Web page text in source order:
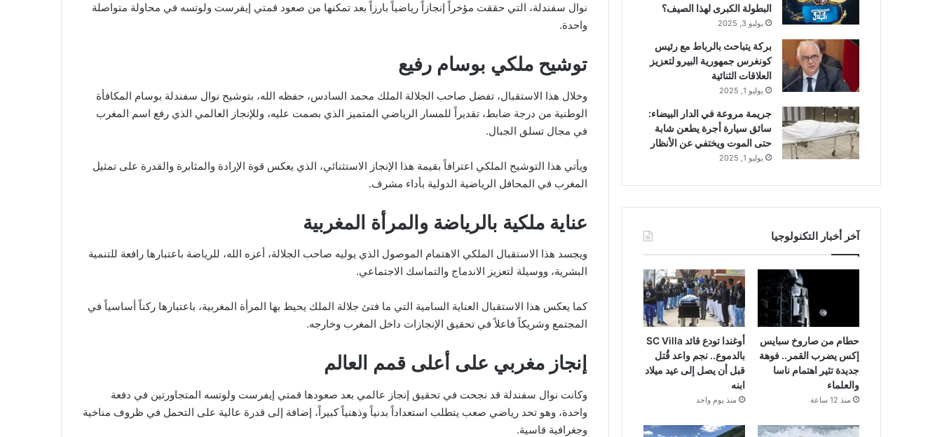
نوال سفندلة، التي حققت مؤخراً إنجازاً رياضياً بارزاً بعد تمكنها من صعود قمتي إيفرست ولوتسه في محاولة متواصلة
واحدة.
توشيح ملكي بوسام رفيع
‏وخلال هذا الاستقبال، تفضل صاحب الجلالة الملك محمد السادس، حفظه الله، بتوشيح نوال سفندلة بوسام المكافأة
الوطنية من درجة ضابط، تقديراً للمسار الرياضي المتميز الذي بصمت عليه، وللإنجاز العالمي الذي رفع اسم المغرب
في مجال تسلق الجبال.
‏ويأتي هذا التوشيح الملكي اعترافاً بقيمة هذا الإنجاز الاستثنائي، الذي يعكس قوة الإرادة والمثابرة والقدرة على تمثيل
المغرب في المحافل الرياضية الدولية بأداء مشرف.
عناية ملكية بالرياضة والمرأة المغربية
‏ويجسد هذا الاستقبال الملكي الاهتمام الموصول الذي يوليه صاحب الجلالة، أعزه الله، للرياضة باعتبارها رافعة للتنمية
البشرية، ووسيلة لتعزيز الاندماج والتماسك الاجتماعي.
‏كما يعكس هذا الاستقبال العناية السامية التي ما فتئ جلالة الملك يحيط بها المرأة المغربية، باعتبارها ركناً أساسياً في
المجتمع وشريكاً فاعلاً في تحقيق الإنجازات داخل المغرب وخارجه.
إنجاز مغربي على أعلى قمم العالم
‏وكانت نوال سفندلة قد نجحت في تحقيق إنجاز عالمي بعد صعودها قمتي إيفرست ولوتسه المتجاورتين في دفعة
واحدة، وهو تحد رياضي صعب يتطلب استعداداً بدنياً وذهنياً كبيراً، إضافة إلى قدرة عالية على التحمل في ظروف مناخية
وجغرافية قاسية.
البطولة الكبرى لهذا الصيف؟
يوليو 3, 2025
بركة يتباحث بالرباط مع رئيس
كونغرس جمهورية البيرو لتعزيز
العلاقات الثنائية
يوليو 1, 2025
جريمة مروعة في الدار البيضاء:
سائق سيارة أجرة يطعن شابة
حتى الموت ويختفي عن الأنظار
يوليو 1, 2025
آخر أخبار التكنولوجيا
حطام من صاروخ سبايس
إكس يضرب القمر.. فوهة
جديدة تثير اهتمام ناسا
والعلماء
منذ 12 ساعة
أوغندا تودع قائد SC Villa
بالدموع.. نجم واعد قُتل
قبل أن يصل إلى عيد ميلاد
ابنه
منذ يوم واحد